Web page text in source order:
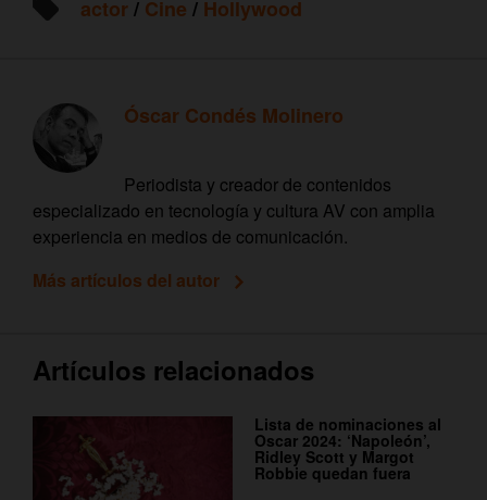
actor/ Cine / Hollywood
Óscar Condés Molinero
Periodista y creador de contenidos
especializado en tecnología y cultura AV con amplia
experiencia en medios de comunicación.
Más artículos del autor
Artículos relacionados
Lista de nominaciones al
Oscar 2024: ‘Napoleón’,
Ridley Scott y Margot
Robbie quedan fuera